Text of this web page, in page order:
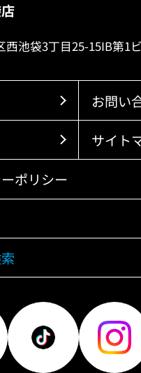
西池袋3丁目25-15IB第1
お問い
サイト
ポリシー